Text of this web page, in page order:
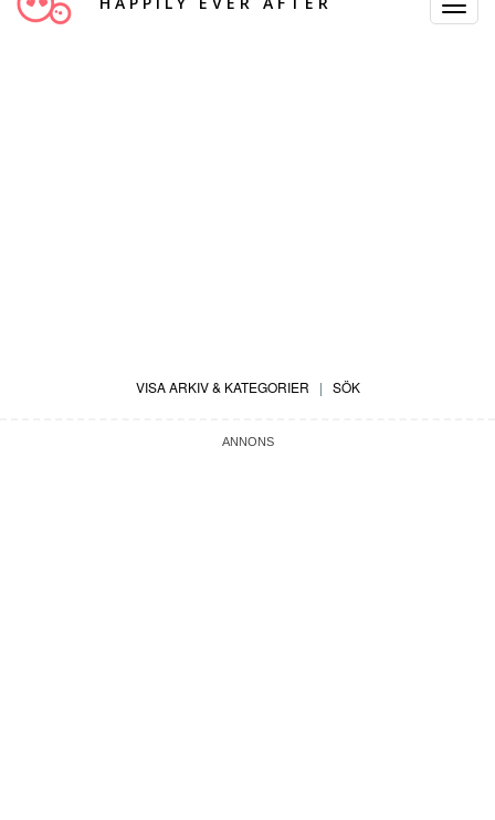
Toggle
VISA ARKIV & KATEGORIER | SÖK